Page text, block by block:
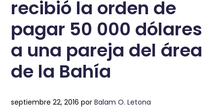
recibió la orden de
pagar 50 000 dólares
a una pareja del área
de la Bahía
septiembre 22, 2016 porBalam O. Letona